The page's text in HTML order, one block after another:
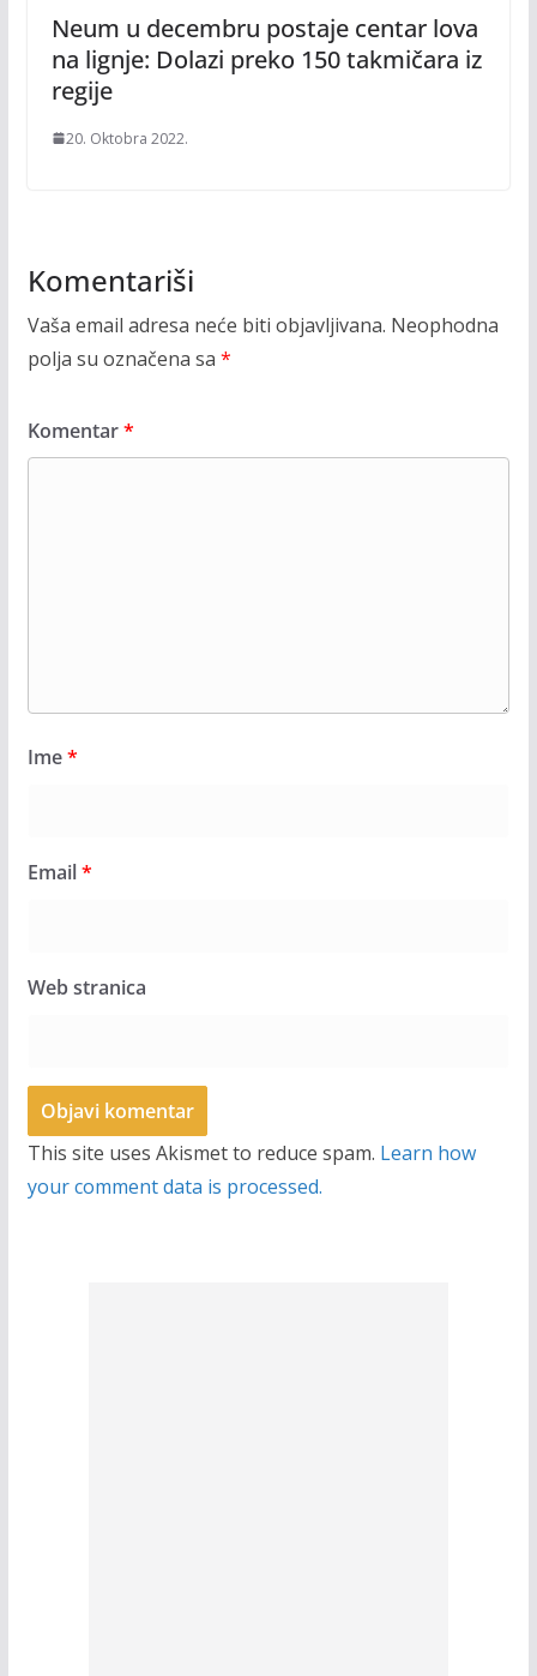
Neum u decembru postaje centar lova
na lignje: Dolazi preko 150 takmičara iz
regije
20. Oktobra 2022.
Komentariši
Vaša email adresa neće biti objavljivana. Neophodna
polja su označena sa *
Komentar*
Ime*
Email*
Web stranica
This site uses Akismet to reduce spam. Learn how
your comment data is processed.